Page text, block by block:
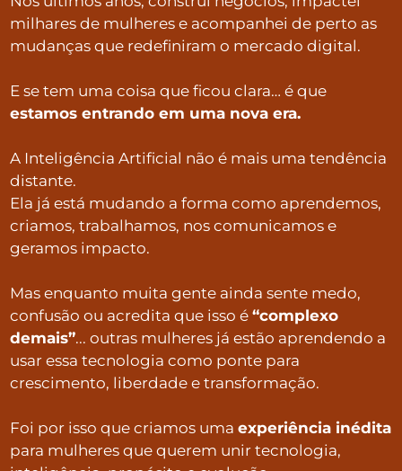
milhares de mulheres e acompanhei de perto as
mudanças que redefiniram o mercado digital.
E se tem uma coisa que ficou clara… é que
estamos entrando em uma nova era.
A Inteligência Artificial não é mais uma tendência
distante.
Ela já está mudando a forma como aprendemos,
criamos, trabalhamos, nos comunicamos e
geramos impacto.
Mas enquanto muita gente ainda sente medo,
confusão ou acredita que isso é“complexo
demais”... outras mulheres já estão aprendendo a
usar essa tecnologia como ponte para
crescimento, liberdade e transformação.
Foi por isso que criamos umaexperiência inédita
para mulheres que querem unir tecnologia,